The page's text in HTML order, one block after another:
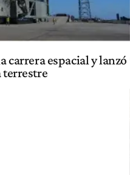
carrera espacial y lanzó
terrestre